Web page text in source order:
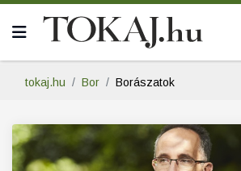
tokaj.hu Bor Borászatok